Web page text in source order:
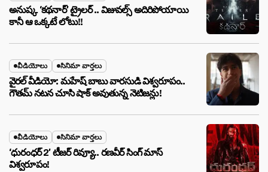
అనుష్క ‘కథనార్’ ట్రైలర్ .. విజువల్స్ అదిరిపోయాయి
కానీ ఆ ఒక్కటే లోటు!!
వీడియోలు సినిమా వార్తలు
వైరల్ వీడియో: మహేష్ బాబు వారసుడి విశ్వరూపం..
గౌతమ్ నటన చూసి షాక్ అవుతున్న నెటిజన్లు!
వీడియోలు సినిమా వార్తలు
‘ధురంధర్ 2’ టీజర్ రివ్యూ.. రణవీర్ సింగ్ మాస్
విశ్వరూపం!